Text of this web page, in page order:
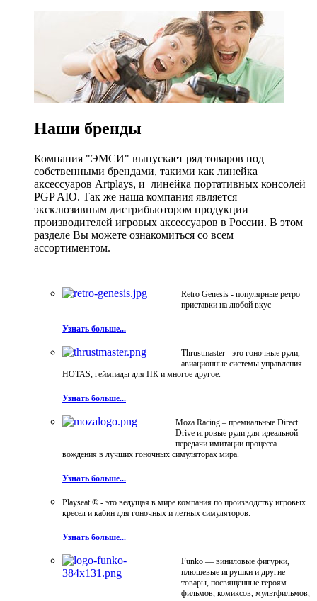
Наши бренды
Компания "ЭМСИ" выпускает ряд товаров под
собственными брендами, такими как линейка
аксессуаров Artplays, и линейка портативных консолей
PGP AIO. Так же наша компания является
эксклюзивным дистрибьютором продукции
производителей игровых аксессуаров в России. В этом
разделе Вы можете ознакомиться со всем
ассортиментом.
Retro Genesis - популярные ретро
приставки на любой вкус
Узнать больше...
Thrustmaster - это гоночные рули,
авиационные системы управления
HOTAS, геймпады для ПК и многое другое.
Узнать больше...
Moza Racing – премиальные Direct
Drive игровые рули для идеальной
передачи имитации процесса
вождения в лучших гоночных симуляторах мира.
Узнать больше...
Playseat ® - это ведущая в мире компания по производству игровых
кресел и кабин для гоночных и летных симуляторов.
Узнать больше...
Funko — виниловые фигурки,
плюшевые игрушки и другие
товары, посвящённые героям
фильмов, комиксов, мультфильмов,